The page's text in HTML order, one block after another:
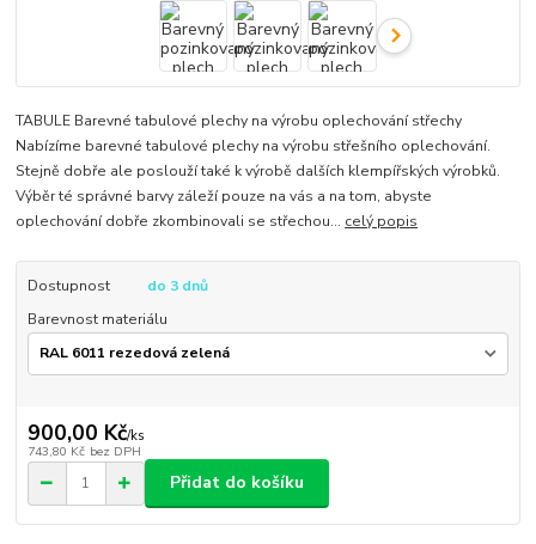
TABULE Barevné tabulové plechy na výrobu oplechování střechy
Nabízíme barevné tabulové plechy na výrobu střešního oplechování.
Stejně dobře ale poslouží také k výrobě dalších klempířských výrobků.
Výběr té správné barvy záleží pouze na vás a na tom, abyste
oplechování dobře zkombinovali se střechou... celý popis
Dostupnost
do 3 dnů
Barevnost materiálu
900,00 Kč/ks
743,80 Kč bez DPH
Přidat do košíku